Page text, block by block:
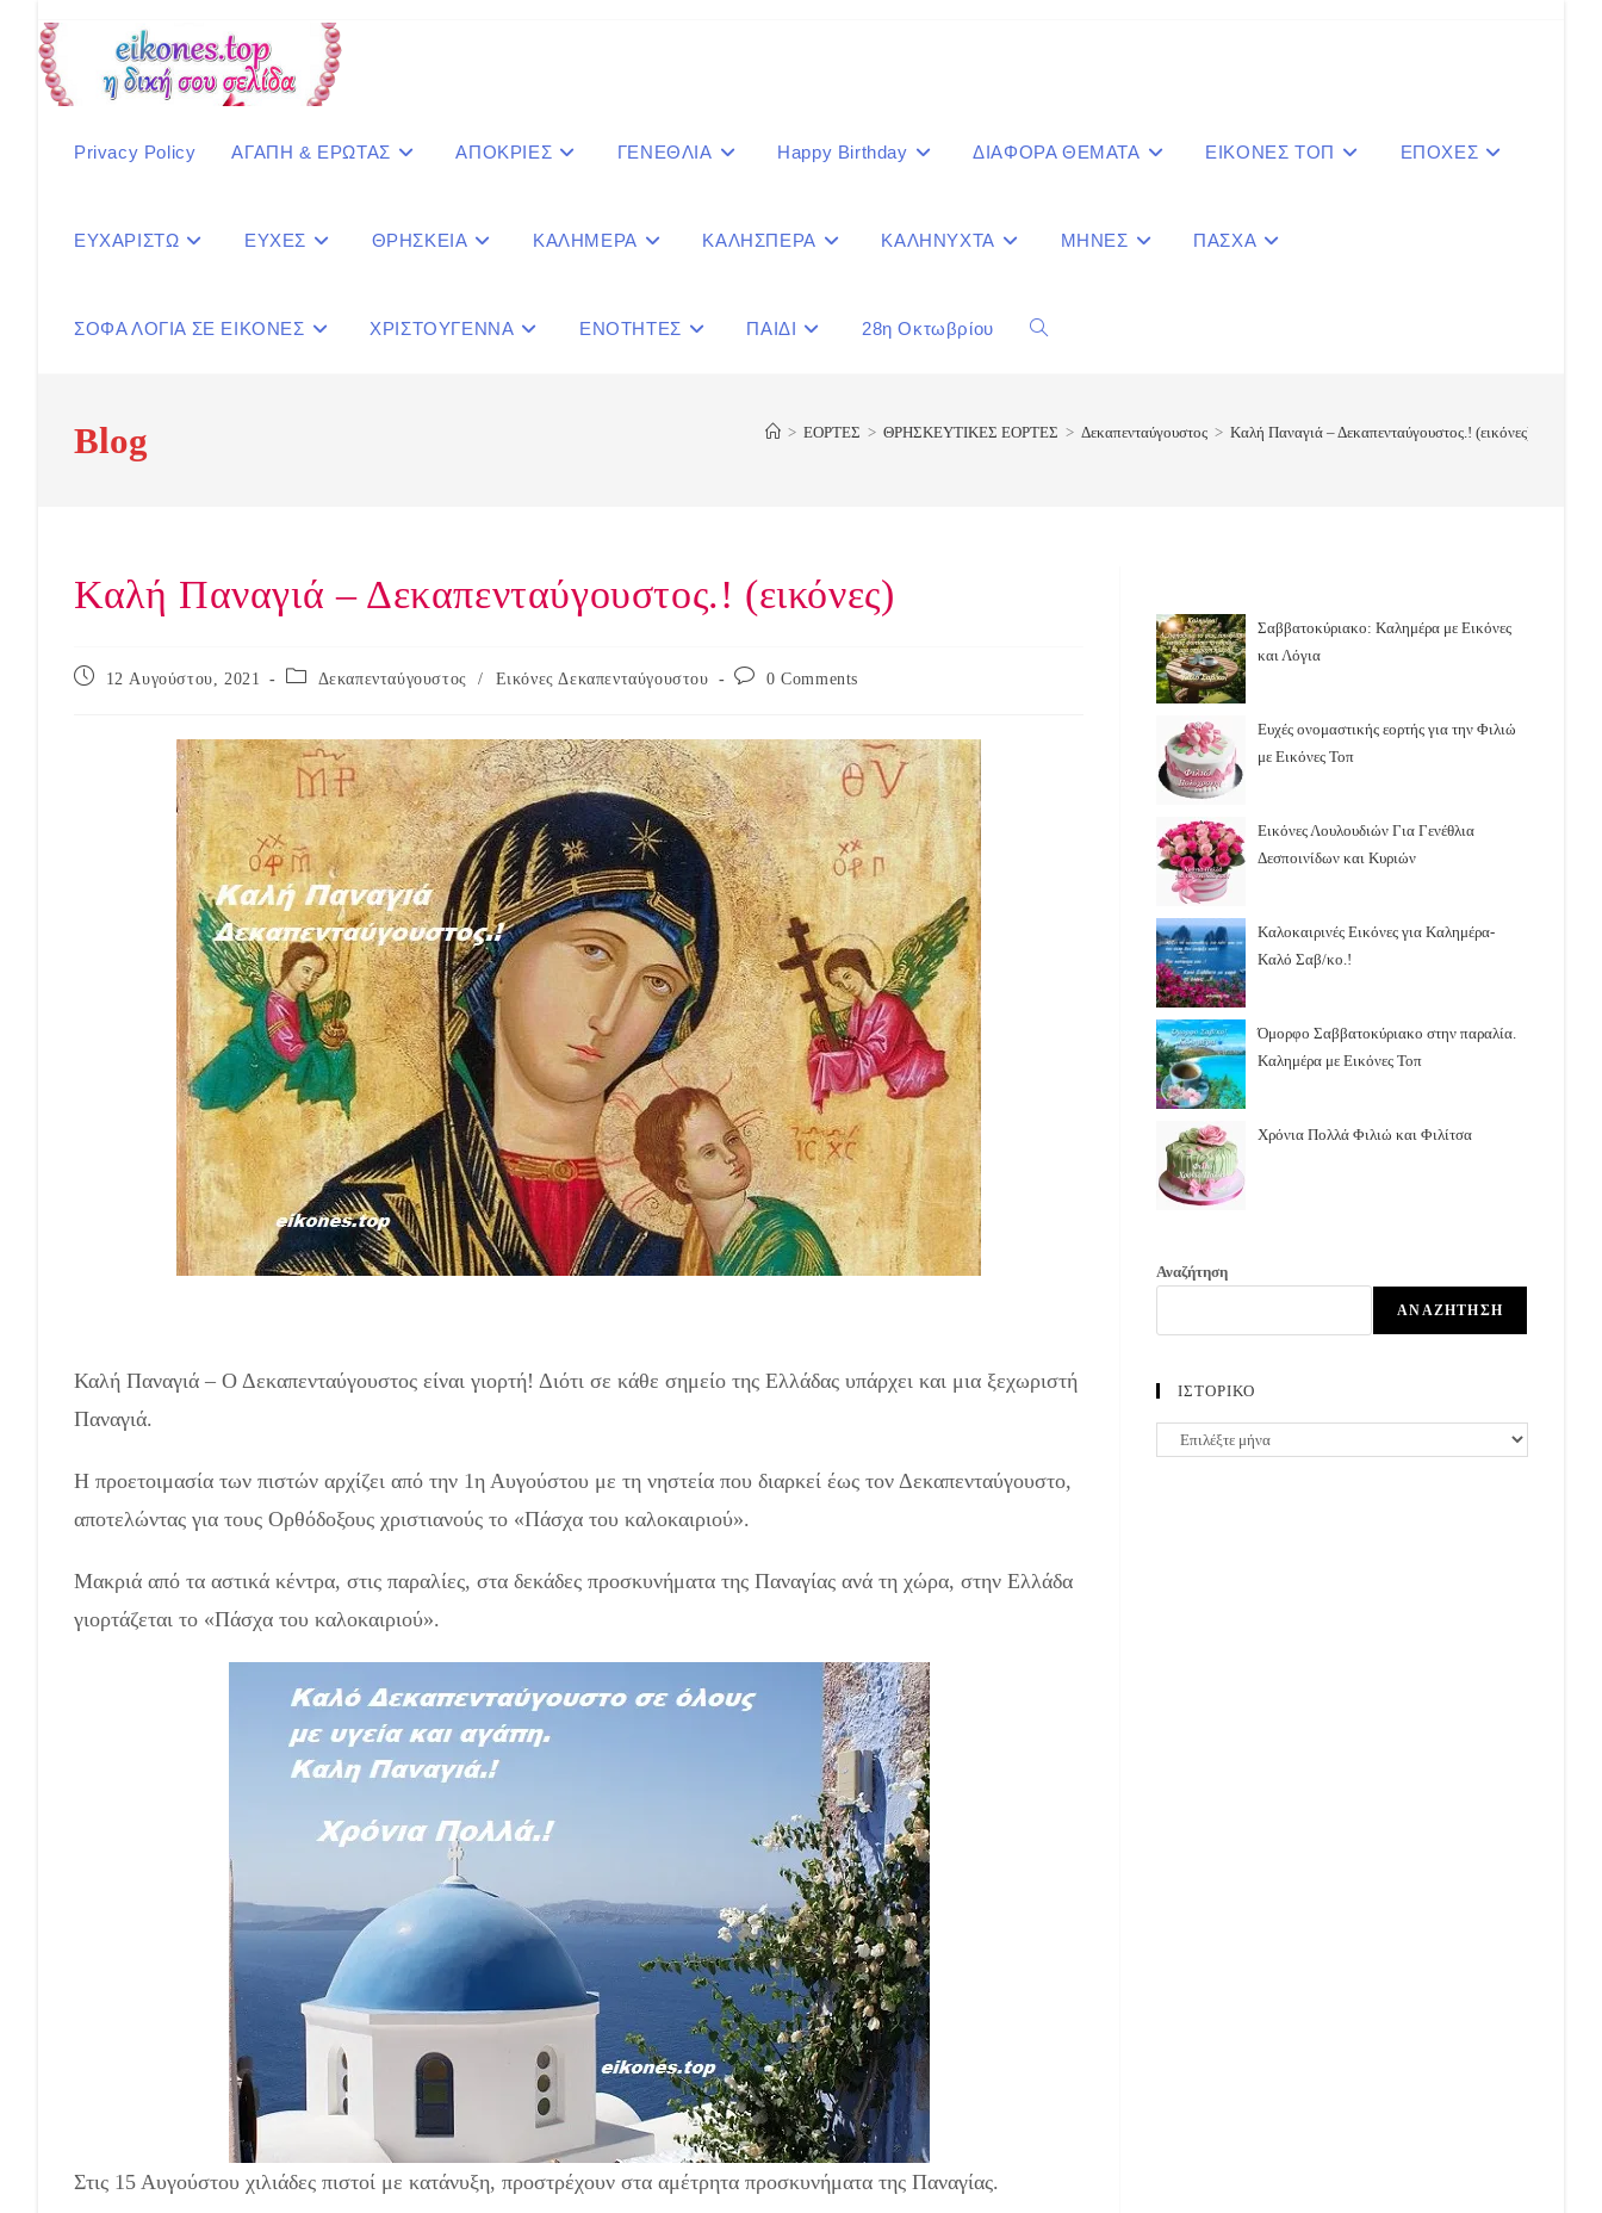
content
Privacy Policy ΑΓΑΠΗ & ΕΡΩΤΑΣ ΑΠΟΚΡΙΕΣ ΓΕΝΕΘΛΙΑ Happy Birthday ΔΙΑΦΟΡΑ ΘΕΜΑΤΑ ΕΙΚΟΝΕΣ ΤΟΠ ΕΠΟΧΕΣ
ΕΥΧΑΡΙΣΤΩ ΕΥΧΕΣ ΘΡΗΣΚΕΙΑ ΚΑΛΗΜΕΡΑ ΚΑΛΗΣΠΕΡΑ ΚΑΛΗΝΥΧΤΑ ΜΗΝΕΣ ΠΑΣΧΑ
ΣΟΦΑ ΛΟΓΙΑ ΣΕ ΕΙΚΟΝΕΣ ΧΡΙΣΤΟΥΓΕΝΝΑ ΕΝΟΤΗΤΕΣ ΠΑΙΔΙ 28η Οκτωβρίου Toggle
Blog > ΕΟΡΤΕΣ > ΘΡΗΣΚΕΥΤΙΚΕΣ ΕΟΡΤΕΣ > Δεκαπενταύγουστος > Καλή Παναγιά – Δεκαπενταύγουστος.! (εικόνες)
Καλή Παναγιά – Δεκαπενταύγουστος.! (εικόνες)
Post
12 Αυγούστου, 2021
Post
Δεκαπενταύγουστος / Εικόνες Δεκαπενταύγουστου
Post 0 Comments
Καλή Παναγιά – Ο Δεκαπενταύγουστος είναι γιορτή! Διότι σε κάθε σημείο της Ελλάδας υπάρχει και μια ξεχωριστή
Παναγιά.
Η προετοιμασία των πιστών αρχίζει από την 1η Αυγούστου με τη νηστεία που διαρκεί έως τον Δεκαπενταύγουστο,
αποτελώντας για τους Ορθόδοξους χριστιανούς το «Πάσχα του καλοκαιριού».
Μακριά από τα αστικά κέντρα, στις παραλίες, στα δεκάδες προσκυνήματα της Παναγίας ανά τη χώρα, στην Ελλάδα
γιορτάζεται το «Πάσχα του καλοκαιριού».
Στις 15 Αυγούστου χιλιάδες πιστοί με κατάνυξη, προστρέχουν στα αμέτρητα προσκυνήματα της Παναγίας.
Σαββατοκύριακο: Καλημέρα με Εικόνες
και Λόγια
Ευχές ονομαστικής εορτής για την Φιλιώ
με Εικόνες Τοπ
Εικόνες Λουλουδιών Για Γενέθλια
Δεσποινίδων και Κυριών
Καλοκαιρινές Εικόνες για Καλημέρα-
Καλό Σαβ/κο.!
Όμορφο Σαββατοκύριακο στην παραλία.
Καλημέρα με Εικόνες Τοπ
Χρόνια Πολλά Φιλιώ και Φιλίτσα
Αναζήτηση
ΑΝΑΖΉΤΗΣΗ
ΙΣΤΟΡΙΚΟ
ΙΣΤΟΡΙΚΟ